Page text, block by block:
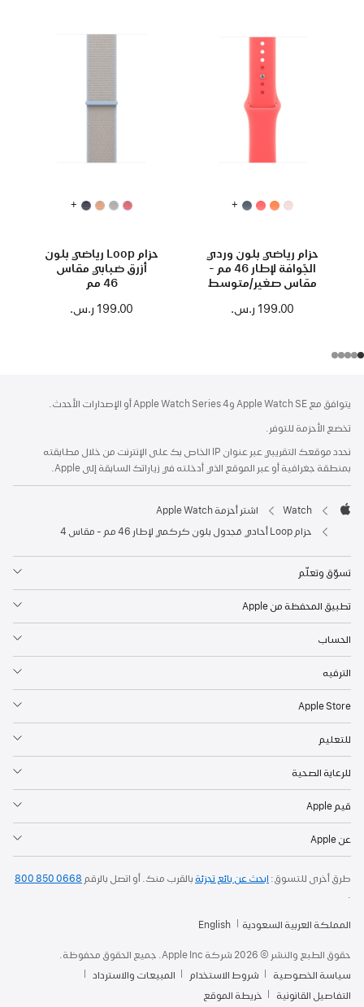
+
حزام رياضي بلون وردي
الجّوافة لإطار 46 مم -
مقاس صغير/متوسط
199.00 ر.س.‏
+
حزام Loop رياضي بلون
أزرق ضبابي مقاس
46 مم
199.00 ر.س.‏
يتوافق مع Apple Watch SE وApple Watch Series 4 أو الإصدارات الأحدث.
تخضع الأحزمة للتوفر.
نحدد موقعك التقريبي عبر عنوان IP الخاص بك على الإنترنت من خلال مطابقته
بمنطقة جغرافية أو عبر الموقع الذي أدخلته في زياراتك السابقة إلى Apple.
Watch
اشتر أحزمة Apple Watch
حزام Loop أحادي مَجدول بلون كركمي لإطار 46 مم - مقاس 4
تسوّق وتعلّم
تطبيق المحفظة من Apple
الحساب
الترفيه
Apple Store
للتعليم
للرعاية الصحية
قيم Apple
عن Apple
طرق أخرى للتسوق: ابحث عن بائع تجزئة بالقرب منك. أو اتصل بالرقم 800 850 0668
.
المملكة العربية السعودية English
حقوق الطبع والنشر © 2026 شركة Apple Inc. جميع الحقوق محفوظة.
سياسة الخصوصية
شروط الاستخدام
المبيعات والاسترداد
التفاصيل القانونية
خريطة الموقع